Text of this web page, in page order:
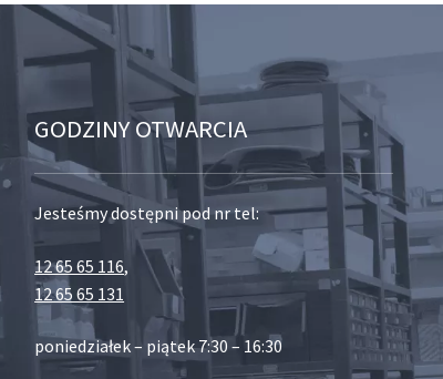
GODZINY OTWARCIA
Jesteśmy dostępni pod nr tel:
12 65 65 116,
12 65 65 131
poniedziałek – piątek 7:30 – 16:30